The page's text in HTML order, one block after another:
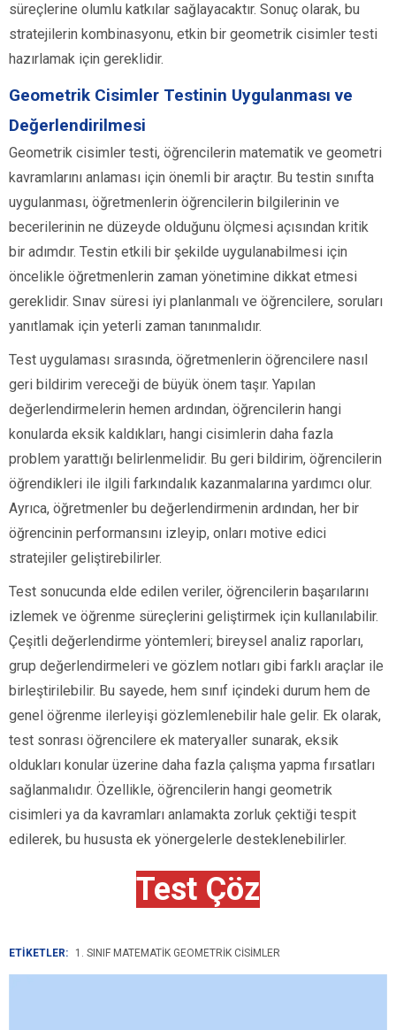
süreçlerine olumlu katkılar sağlayacaktır. Sonuç olarak, bu
stratejilerin kombinasyonu, etkin bir geometrik cisimler testi
hazırlamak için gereklidir.
Geometrik Cisimler Testinin Uygulanması ve
Değerlendirilmesi
Geometrik cisimler testi, öğrencilerin matematik ve geometri
kavramlarını anlaması için önemli bir araçtır. Bu testin sınıfta
uygulanması, öğretmenlerin öğrencilerin bilgilerinin ve
becerilerinin ne düzeyde olduğunu ölçmesi açısından kritik
bir adımdır. Testin etkili bir şekilde uygulanabilmesi için
öncelikle öğretmenlerin zaman yönetimine dikkat etmesi
gereklidir. Sınav süresi iyi planlanmalı ve öğrencilere, soruları
yanıtlamak için yeterli zaman tanınmalıdır.
Test uygulaması sırasında, öğretmenlerin öğrencilere nasıl
geri bildirim vereceği de büyük önem taşır. Yapılan
değerlendirmelerin hemen ardından, öğrencilerin hangi
konularda eksik kaldıkları, hangi cisimlerin daha fazla
problem yarattığı belirlenmelidir. Bu geri bildirim, öğrencilerin
öğrendikleri ile ilgili farkındalık kazanmalarına yardımcı olur.
Ayrıca, öğretmenler bu değerlendirmenin ardından, her bir
öğrencinin performansını izleyip, onları motive edici
stratejiler geliştirebilirler.
Test sonucunda elde edilen veriler, öğrencilerin başarılarını
izlemek ve öğrenme süreçlerini geliştirmek için kullanılabilir.
Çeşitli değerlendirme yöntemleri; bireysel analiz raporları,
grup değerlendirmeleri ve gözlem notları gibi farklı araçlar ile
birleştirilebilir. Bu sayede, hem sınıf içindeki durum hem de
genel öğrenme ilerleyişi gözlemlenebilir hale gelir. Ek olarak,
test sonrası öğrencilere ek materyaller sunarak, eksik
oldukları konular üzerine daha fazla çalışma yapma fırsatları
sağlanmalıdır. Özellikle, öğrencilerin hangi geometrik
cisimleri ya da kavramları anlamakta zorluk çektiği tespit
edilerek, bu hususta ek yönergelerle desteklenebilirler.
Test Çöz
ETİKETLER: 1. SINIF MATEMATIK GEOMETRIK CISIMLER